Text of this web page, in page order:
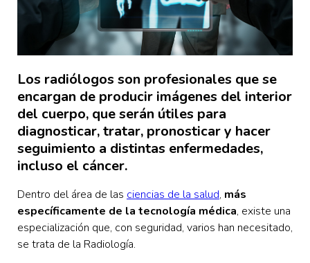
Los radiólogos son profesionales que se
encargan de producir imágenes del interior
del cuerpo, que serán útiles para
diagnosticar, tratar, pronosticar y hacer
seguimiento a distintas enfermedades,
incluso el cáncer.
Dentro del área de las ciencias de la salud, más
específicamente de la tecnología médica, existe una
especialización que, con seguridad, varios han necesitado,
se trata de la Radiología.